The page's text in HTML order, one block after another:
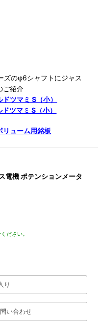
ズのφ6シャフトにジャス
ご紹介
ツマミ S（小）
ツマミ S（小）
リューム用銘板
電機 ポテンションメータ
ださい。
り
い合わせ